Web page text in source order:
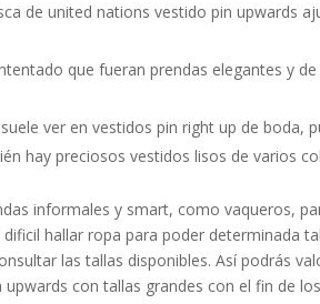
de united nations vestido pin upwards
que fueran prendas elegantes y
ver en vestidos pin right up de boda,
hay preciosos vestidos lisos de varios
informales y smart, como vaqueros,
hallar ropa para poder determinada
las tallas disponibles. Así podrás
con tallas grandes con el fin de